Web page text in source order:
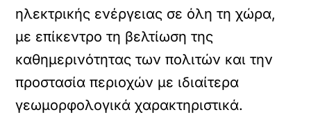
ηλεκτρικής ενέργειας σε όλη τη χώρα,
με επίκεντρο τη βελτίωση της
καθημερινότητας των πολιτών και την
προστασία περιοχών με ιδιαίτερα
γεωμορφολογικά χαρακτηριστικά.